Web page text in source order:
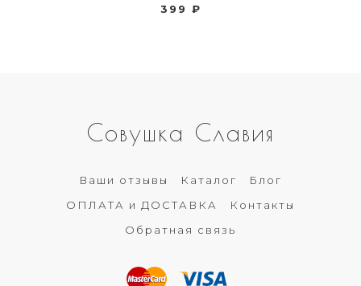
399 ₽
Совушка Славия
Ваши отзывы Каталог
Блог
ОПЛАТА и ДОСТАВКА
Контакты
Обратная связь